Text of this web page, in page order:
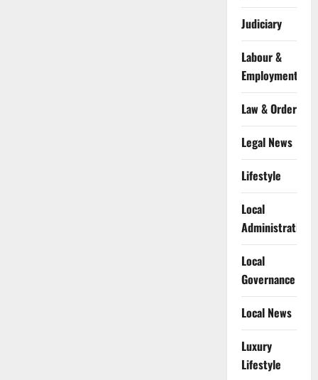
Judiciary
Labour &
Employment
Law & Order
Legal News
Lifestyle
Local
Administration
Local
Governance
Local News
Luxury
Lifestyle